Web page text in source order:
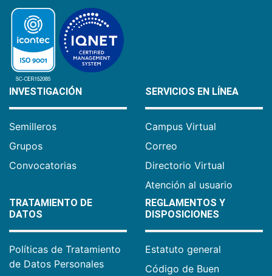
INVESTIGACIÓN
Semilleros
Grupos
Convocatorias
SERVICIOS EN LÍNEA
Campus Virtual
Correo
Directorio Virtual
Atención al usuario
TRATAMIENTO DE
DATOS
Políticas de Tratamiento
de Datos Personales
REGLAMENTOS Y
DISPOSICIONES
Estatuto general
Código de Buen